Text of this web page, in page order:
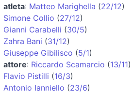
atleta: Matteo Marighella (22/12)
Simone Collio (27/12)
Gianni Carabelli (30/5)
Zahra Bani (31/12)
Giuseppe Gibilisco (5/1)
attore: Riccardo Scamarcio (13/11)
Flavio Pistilli (16/3)
Antonio Ianniello (23/6)